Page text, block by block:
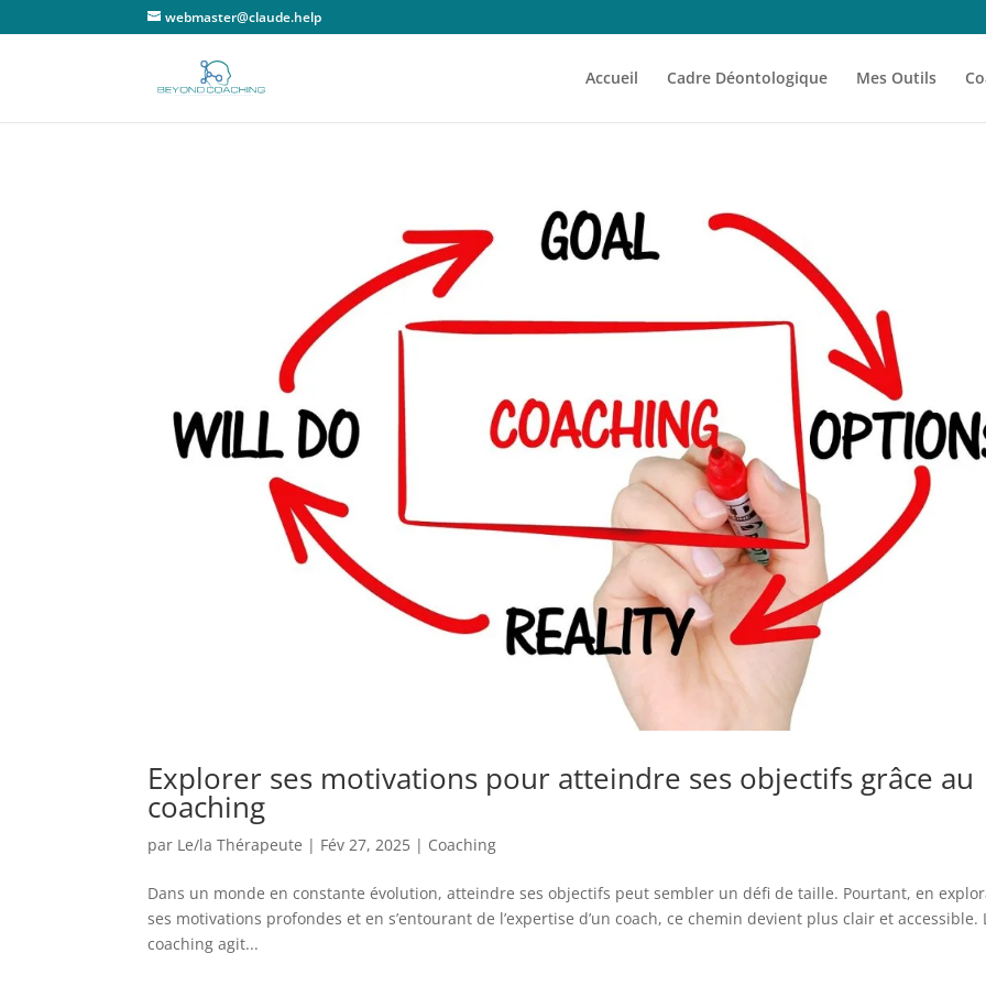
webmaster@claude.help
Accueil Cadre Déontologique Mes Outils
Explorer ses motivations pour atteindre ses objectifs grâce au
coaching
par Le/la Thérapeute | Fév 27, 2025 | Coaching
Dans un monde en constante évolution, atteindre ses objectifs peut sembler un défi de taille. Pourtant, en
ses motivations profondes et en s’entourant de l’expertise d’un coach, ce chemin devient plus clair et accessible.
coaching agit...